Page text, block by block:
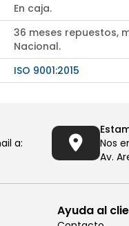
En caja.
36 meses repuestos,
Nacional.
ISO 9001:2015
a:
Nos
Av.
Ayuda al